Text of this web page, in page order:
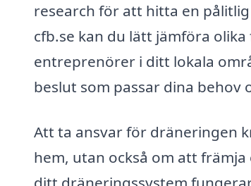
research för att hitta en
cfb.se kan du lätt jämföra
entreprenörer i ditt lokala
beslut som passar dina behov
Att ta ansvar för dräneringen
hem, utan också om att